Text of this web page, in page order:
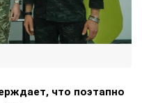
что поэтапно